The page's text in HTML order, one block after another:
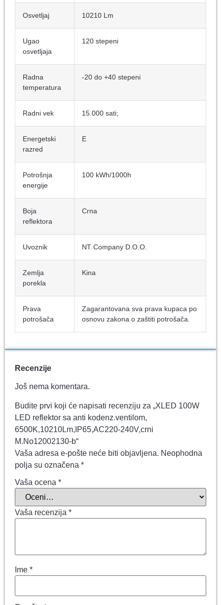
Osvetljaj 10210 Lm
Ugao
osvetljaja
120 stepeni
Radna
temperatura
-20 do +40 stepeni
Radni vek 15.000 sati;
Energetski
razred
E
Potrošnja
energije
100 kWh/1000h
Boja
reflektora
Crna
Uvoznik NT Company D.O.O.
Zemlja
porekla
Kina
Prava
potrošača
Zagarantovana sva prava kupaca po
osnovu zakona o zaštiti potrošača.
Recenzije
Još nema komentara.
Budite prvi koji će napisati recenziju za „XLED 100W
LED reflektor sa anti kodenz.ventilom,
6500K,10210Lm,IP65,AC220-240V,crni
M.No12002130-b“
Vaša adresa e-pošte neće biti objavljena. Neophodna
polja su označena *
Vaša ocena *
Vaša recenzija *
Ime *